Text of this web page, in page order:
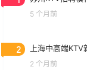
5 个月前
2 上海中高端
2 个月前